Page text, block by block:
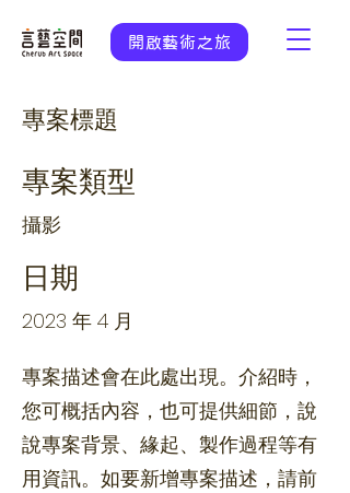
開啟藝術之旅
專案標題
專案類型
攝影
日期
2023 年 4 月
專案描述會在此處出現。介紹時，
您可概括內容，也可提供細節，說
說專案背景、緣起、製作過程等有
用資訊。如要新增專案描述，請前